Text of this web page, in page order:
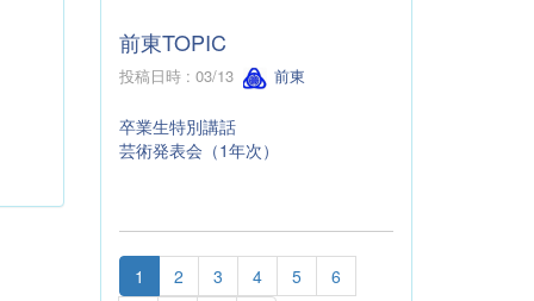
前東TOPIC
投稿日時 : 03/13 前東
卒業生特別講話
芸術発表会（1年次）
1 2 3 4 5
6